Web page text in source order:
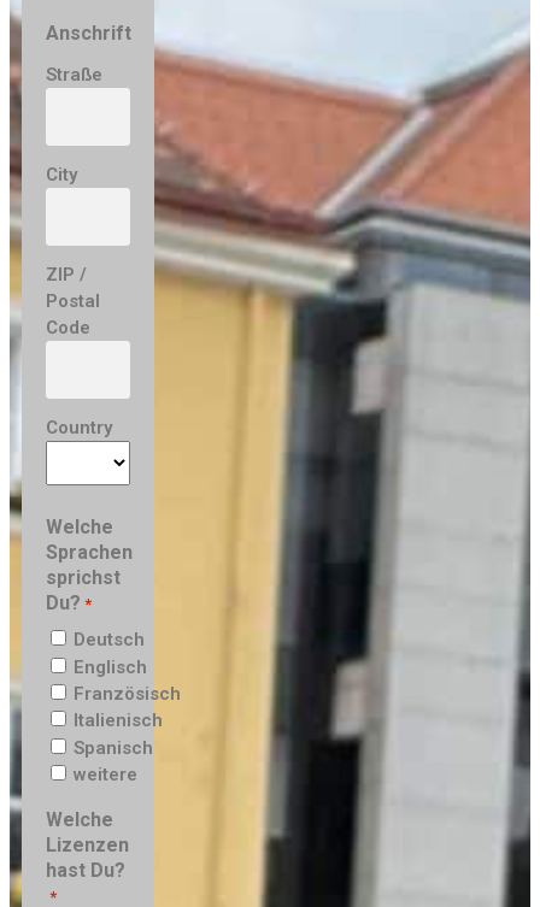
Anschrift
Straße
City
ZIP /
Postal
Code
Country
Welche
Sprachen
sprichst
Du? *
Deutsch
Englisch
Französisch
Italienisch
Spanisch
weitere
Welche
Lizenzen
hast Du?
*